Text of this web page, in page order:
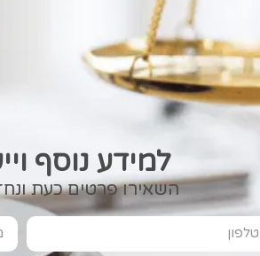
למידע נוסף
השאירו פרטים כעת